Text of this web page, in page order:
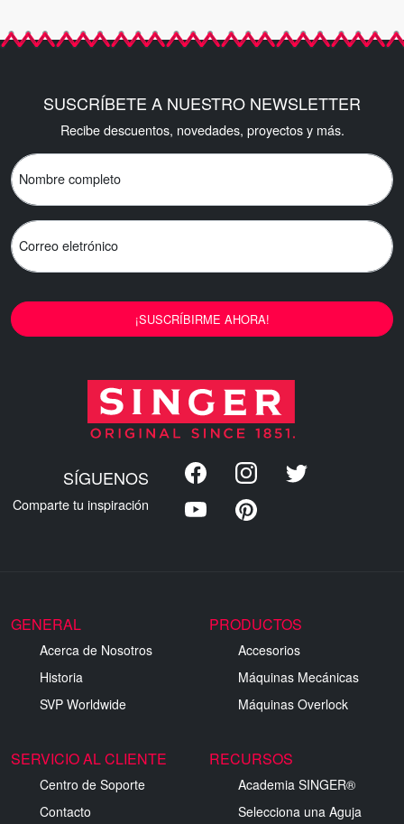
SUSCRÍBETE A NUESTRO NEWSLETTER
Recibe descuentos, novedades, proyectos y más.
Nombre completo
Correo eletrónico
¡SUSCRÍBIRME AHORA!
SÍGUENOS
Comparte tu inspiración
GENERAL
Acerca de Nosotros
Historia
SVP Worldwide
PRODUCTOS
Accesorios
Máquinas Mecánicas
Máquinas Overlock
SERVICIO AL CLIENTE
Centro de Soporte
Contacto
RECURSOS
Academia SINGER®
Selecciona una Aguja